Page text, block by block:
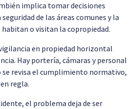
implica tomar decisiones
de las áreas comunes y la
o visitan la copropiedad.
en propiedad horizontal
Hay portería, cámaras y personal
se revisa el cumplimiento normativo,
regla.
el problema deja de ser